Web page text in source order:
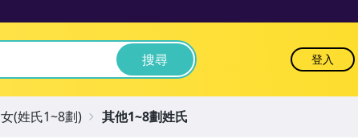
搜尋 登入
女(姓氏1~8劃) 其他1~8劃姓氏